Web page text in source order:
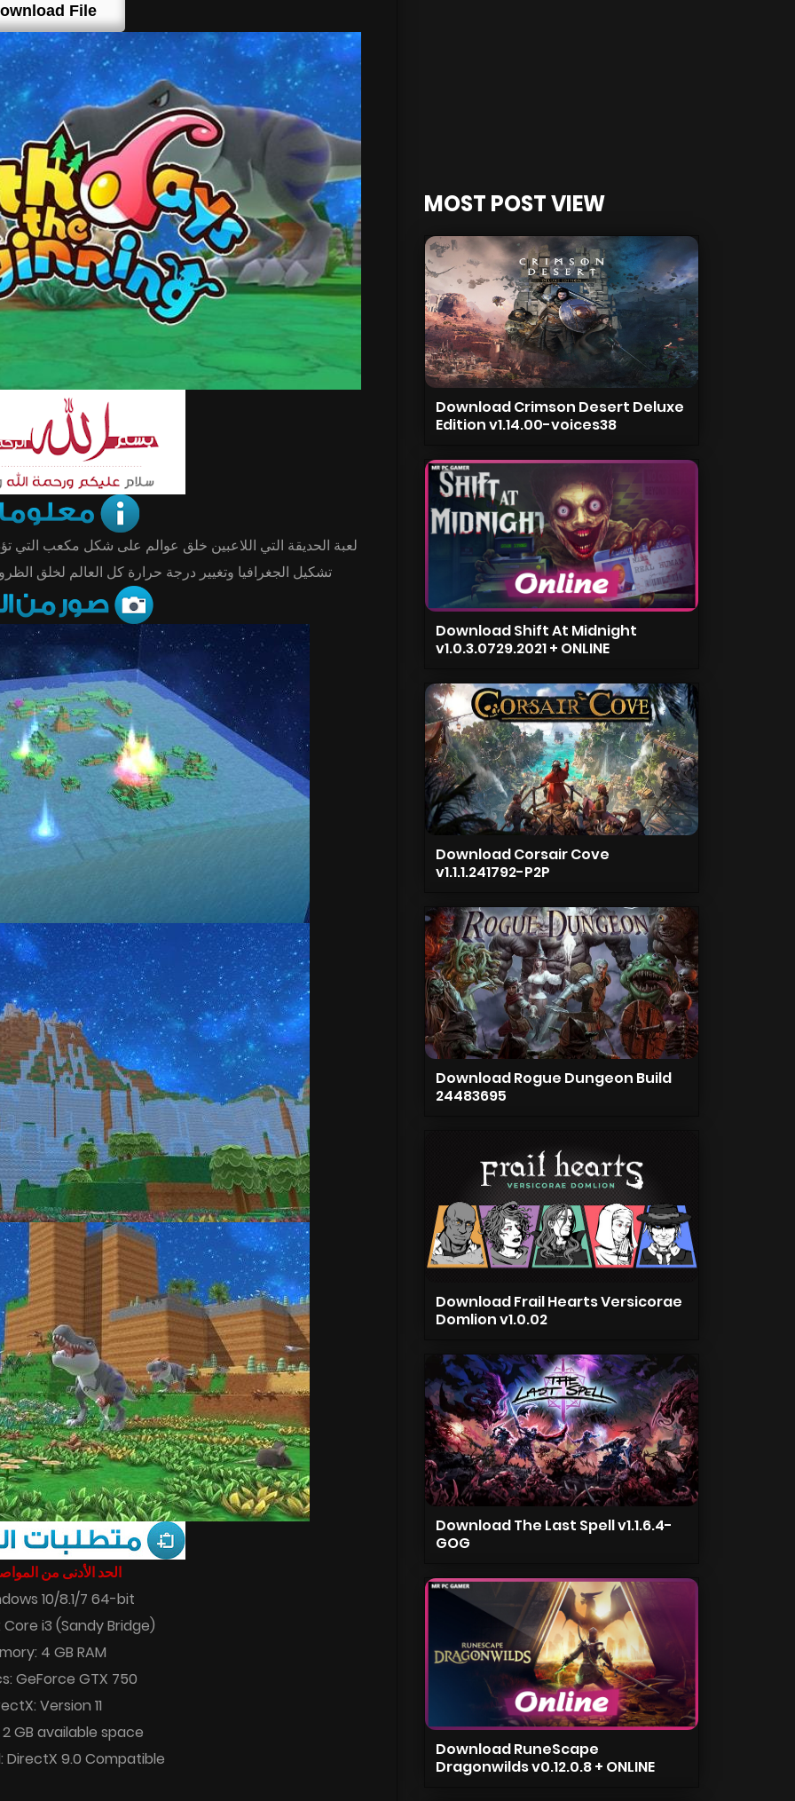
File
لعبة الحديقة التي اللاعبين خلق عوالم على شكل مكعب التي
تشكيل الجغرافيا وتغيير درجة حرارة كل العالم لخلق
الحد الأدنى من
10/8.1/7 64-bit
i3 (Sandy Bridge)
4 GB RAM
GeForce GTX 750
Version 11
GB available space
DirectX 9.0 Compatible
MOST POST VIEW
Download Crimson Desert Deluxe
Edition v1.14.00-voices38
Download Shift At Midnight
v1.0.3.0729.2021 + ONLINE
Download Corsair Cove
v1.1.1.241792-P2P
Download Rogue Dungeon Build
24483695
Download Frail Hearts Versicorae
Domlion v1.0.02
Download The Last Spell v1.1.6.4-
GOG
Download RuneScape
Dragonwilds v0.12.0.8 + ONLINE